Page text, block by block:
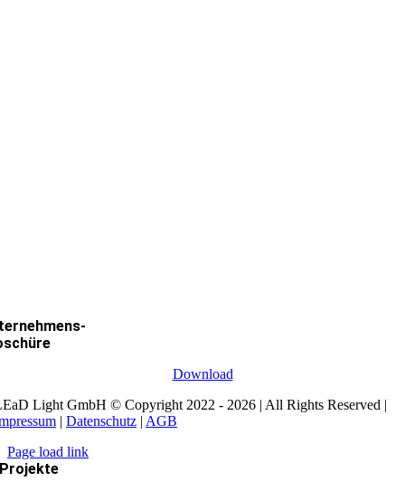
Download
Light GmbH © Copyright 2022 - 2026 | All Rights Reserved |
| Datenschutz | AGB
Page load link
Projekte